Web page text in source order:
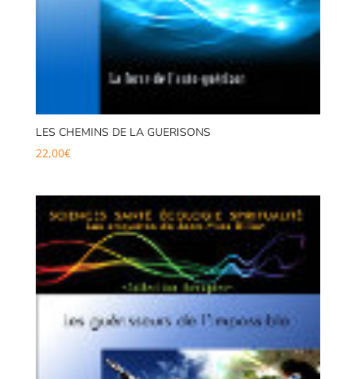
LES CHEMINS DE LA GUERISONS
22,00€